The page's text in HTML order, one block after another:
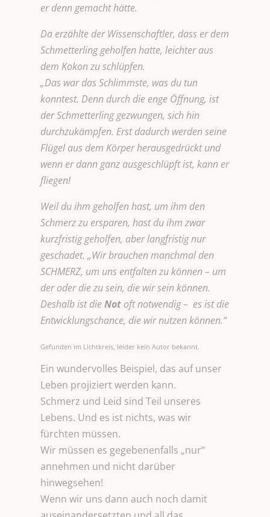
er denn gemacht hätte.
Da erzählte der Wissenschaftler, dass er dem
Schmetterling geholfen hatte, leichter aus
dem Kokon zu schlüpfen.
„Das war das Schlimmste, was du tun
konntest. Denn durch die enge Öffnung, ist
der Schmetterling gezwungen, sich hin
durchzukämpfen. Erst dadurch werden seine
Flügel aus dem Körper herausgedrückt und
wenn er dann ganz ausgeschlüpft ist, kann er
fliegen!
Weil du ihm geholfen hast, um ihm den
Schmerz zu ersparen, hast du ihm zwar
kurzfristig geholfen, aber langfristig nur
geschadet. „Wir brauchen manchmal den
SCHMERZ, um uns entfalten zu können – um
der oder die zu sein, die wir sein können.
Deshalb ist dieNot oft notwendig – es ist die
Entwicklungschance, die wir nutzen können.“
Gefunden im Lichtkreis, leider kein Autor bekannt.
Ein wundervolles Beispiel, das auf unser
Leben projiziert werden kann.
Schmerz und Leid sind Teil unseres
Lebens. Und es ist nichts, was wir
fürchten müssen.
Wir müssen es gegebenenfalls „nur“
annehmen und nicht darüber
hinwegsehen!
Wenn wir uns dann auch noch damit